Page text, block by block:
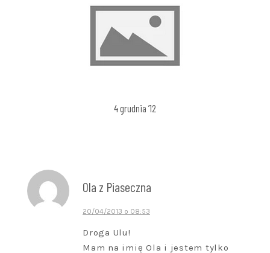
4 grudnia ’12
Ola z Piaseczna
20/04/2013 o 08:53
Droga Ulu!
Mam na imię Ola i jestem tylko